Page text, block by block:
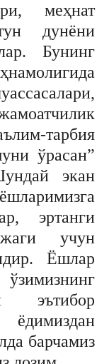
меҳнат
дунёни
Бунинг
тарбия
ўрасан”
экан
эртанги
учун
Ёшлар
эътибор
барчамиз